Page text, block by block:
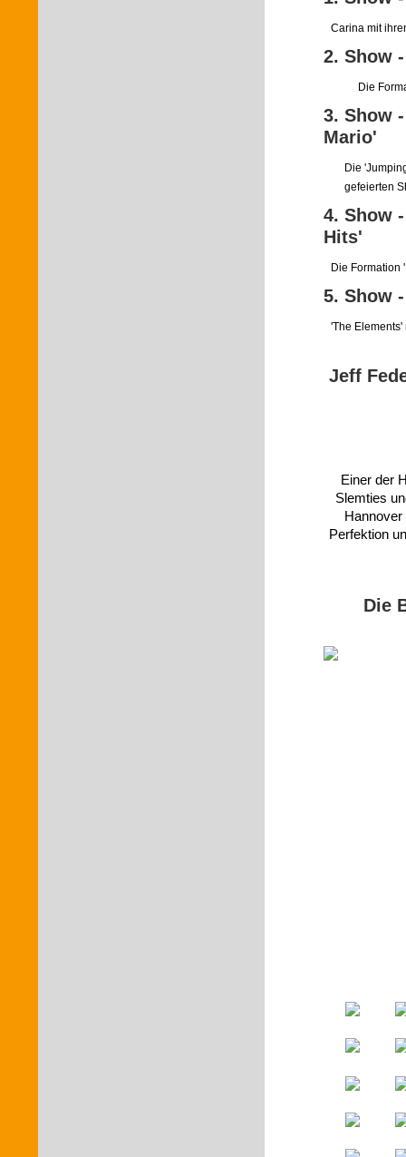
Carina mit
2. Show
Die
3. Show
Mario'
Die
gefeierten
4. Show
Hits'
Die Formation
5. Show
'The Elements'
Jeff
Einer der
Slemties
Perfektion
Die